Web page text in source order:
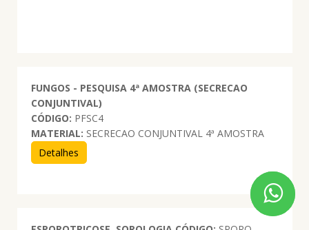
FUNGOS - PESQUISA 4ª AMOSTRA (SECRECAO
CONJUNTIVAL)
CÓDIGO: PFSC4
MATERIAL: SECRECAO CONJUNTIVAL 4ª AMOSTRA
Detalhes